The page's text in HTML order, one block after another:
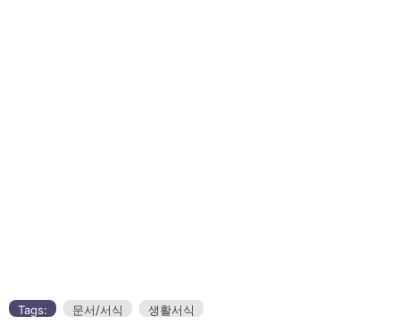
Tags: 문서/서식 생활서식